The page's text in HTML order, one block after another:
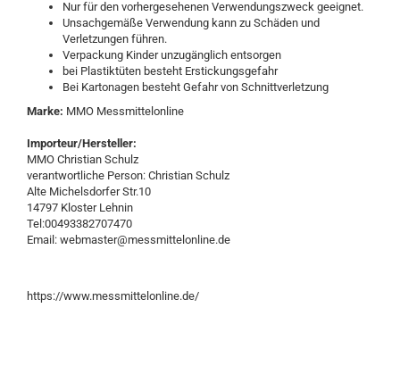
Nur für den vorhergesehenen Verwendungszweck geeignet.
Unsachgemäße Verwendung kann zu Schäden und
Verletzungen führen.
Verpackung Kinder unzugänglich entsorgen
bei Plastiktüten besteht Erstickungsgefahr
Bei Kartonagen besteht Gefahr von Schnittverletzung
Marke: MMO Messmittelonline
Importeur/Hersteller:
MMO Christian Schulz
verantwortliche Person: Christian Schulz
Alte Michelsdorfer Str.10
14797 Kloster Lehnin
Tel:00493382707470
Email: webmaster@messmittelonline.de
https://www.messmittelonline.de/